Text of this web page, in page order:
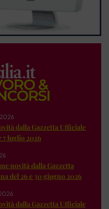
dalla Gazzetta Ufficiale
7 luglio 2026
novità dalla Gazzetta
del 26 e 30 giugno 2026
dalla Gazzetta Ufficiale